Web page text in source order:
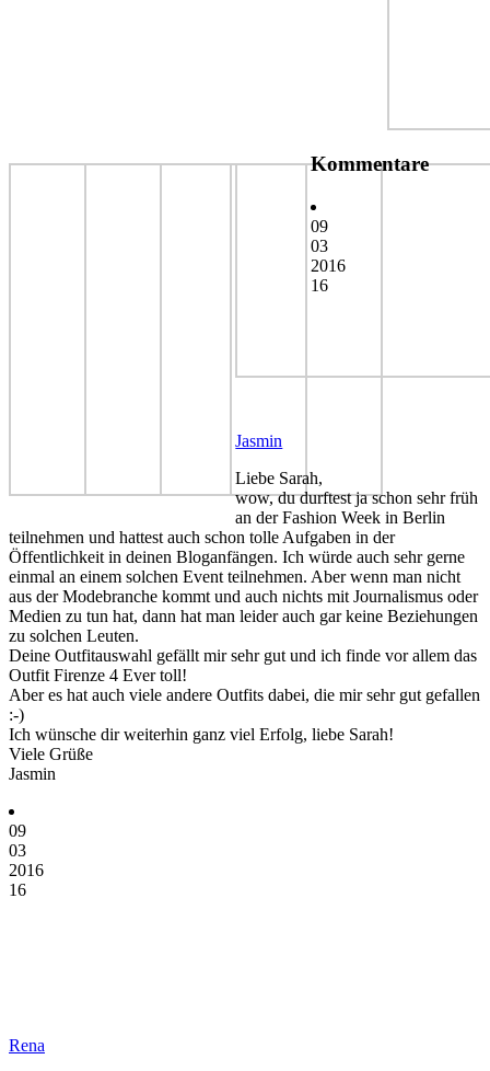
Kommentare
09
03
2016
16
Jasmin
Liebe Sarah,
wow, du durftest ja schon sehr früh
an der Fashion Week in Berlin
teilnehmen und hattest auch schon tolle Aufgaben in der
Öffentlichkeit in deinen Bloganfängen. Ich würde auch sehr gerne
einmal an einem solchen Event teilnehmen. Aber wenn man nicht
aus der Modebranche kommt und auch nichts mit Journalismus oder
Medien zu tun hat, dann hat man leider auch gar keine Beziehungen
zu solchen Leuten.
Deine Outfitauswahl gefällt mir sehr gut und ich finde vor allem das
Outfit Firenze 4 Ever toll!
Aber es hat auch viele andere Outfits dabei, die mir sehr gut gefallen
:-)
Ich wünsche dir weiterhin ganz viel Erfolg, liebe Sarah!
Viele Grüße
Jasmin
09
03
2016
16
Rena